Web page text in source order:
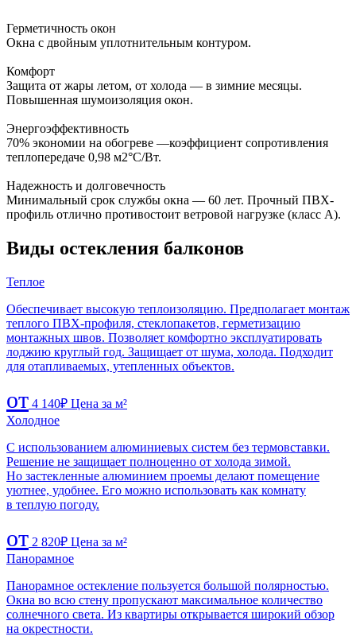
Герметичность окон
Окна с двойным уплотнительным контуром.
Комфорт
Защита от жары летом, от холода — в зимние месяцы.
Повышенная шумоизоляция окон.
Энергоэффективность
70% экономии на обогреве —коэффициент сопротивления
теплопередаче 0,98 м2°С/Вт.
Надежность и долговечность
Минимальный срок службы окна — 60 лет. Прочный ПВХ‐
профиль отлично противостоит ветровой нагрузке (класс А).
Виды остекления балконов
Теплое
Обеспечивает высокую теплоизоляцию. Предполагает монтаж
теплого ПВХ-профиля, стеклопакетов, герметизацию
монтажных швов. Позволяет комфортно эксплуатировать
лоджию круглый год. Защищает от шума, холода. Подходит
для отапливаемых, утепленных объектов.
от 4 140₽ Цена за м²
Холодное
С использованием алюминиевых систем без термовставки.
Решение не защищает полноценно от холода зимой.
Но застекленные алюминием проемы делают помещение
уютнее, удобнее. Его можно использовать как комнату
в теплую погоду.
от 2 820₽ Цена за м²
Панорамное
Панорамное остекление пользуется большой полярностью.
Окна во всю стену пропускают максимальное количество
солнечного света. Из квартиры открывается широкий обзор
на окрестности.